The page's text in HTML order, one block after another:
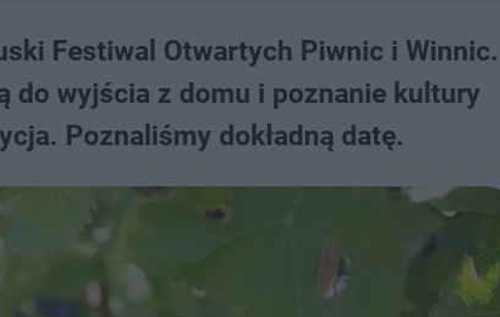
Festiwal Otwartych Piwnic i Winnic.
do wyjścia z domu i poznanie kultury
Poznaliśmy dokładną datę.